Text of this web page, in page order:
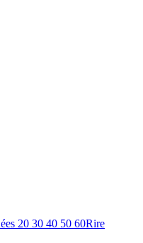
20 30 40 50 60Rire